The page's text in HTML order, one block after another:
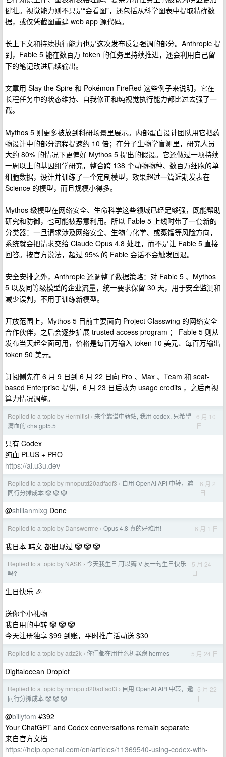
健壮。视觉能力则不只是“会看图”，还包括从科学图表中提取精确数
据，或仅凭截图重建 web app 源代码。
长上下文和持续执行能力也是这次发布反复强调的部分。Anthropic 提
到，Fable 5 能在数百万 token 的任务里持续推进，还会利用自己留
下的笔记改进后续输出。
文章用 Slay the Spire 和 Pokémon FireRed 这些例子来说明，它在
长程任务中的状态维持、自我修正和纯视觉执行能力都比过去强了一
截。
Mythos 5 则更多被放到科研场景里展示。内部蛋白设计团队用它把药
物设计中的部分流程提速约 10 倍；在分子生物学盲测里，研究人员
大约 80% 的情况下更偏好 Mythos 5 提出的假设。它还做过一项持续
一周以上的基因组学研究，整合跨 138 个动物物种、数百万细胞的单
细胞数据，设计并训练了一个定制模型，效果超过一篇近期发表在
Science 的模型，而且规模小得多。
Mythos 级模型在网络安全、生命科学这些领域已经足够强，既能帮助
研究和防御，也可能被恶意利用。所以 Fable 5 上线时带了一套新的
分类器：一旦请求涉及网络安全、生物与化学、或蒸馏等风险方向，
系统就会把请求交给 Claude Opus 4.8 处理，而不是让 Fable 5 直接
回答。按官方说法，超过 95% 的 Fable 会话不会触发回退。
安全安排之外，Anthropic 还调整了数据策略：对 Fable 5 、Mythos
5 以及同等级模型的企业流量，统一要求保留 30 天，用于安全监测和
减少误判，不用于训练新模型。
开放范围上，Mythos 5 目前主要面向 Project Glasswing 的网络安全
合作伙伴，之后会逐步扩展 trusted access program ； Fable 5 则从
发布当天起全面可用，价格是每百万输入 token 10 美元、每百万输出
token 50 美元。
订阅侧先在 6 月 9 日到 6 月 22 日向 Pro 、Max 、Team 和 seat-
based Enterprise 提供，6 月 23 日后改为 usage credits ，之后再视
算力情况调整。
Replied to a topic by Hermitist › 来个靠谱中转站, 我用 codex, 只希望
满血的 chatgpt5.5
6 月 10
日
只有 Codex
纯血 PLUS + PRO
https://ai.u3u.dev
Replied to a topic by mnoputd20adfadf3 › 自用 OpenAI API 中转，邀
同行分摊成本 🤡 🤡 🤡
6 月 2
日
@shilianmlxg Done
Replied to a topic by Danswerme › Opus 4.8 真的好难用! 6 月 1 日
我日本 韩文 都出现过 🤡 🤡 🤡
Replied to a topic by NASK › 今天我生日,可以薅 V 友一句生日快乐
吗?
5 月 24
日
生日快乐 🎉
送你个小礼物
我自用的中转 🤡 🤡 🤡
今天注册独享 $99 到账，平时推广活动送 $30
Replied to a topic by adz2k › 你们都在用什么机器跑 hermes 5 月 24 日
Digitalocean Droplet
Replied to a topic by mnoputd20adfadf3 › 自用 OpenAI API 中转，邀
同行分摊成本 🤡 🤡 🤡
5 月 22
日
@billytom #392
Your ChatGPT and Codex conversations remain separate
来自官方文档
https://help.openai.com/en/articles/11369540-using-codex-with-